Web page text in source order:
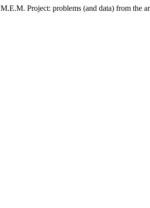
Project: problems (and data) from the